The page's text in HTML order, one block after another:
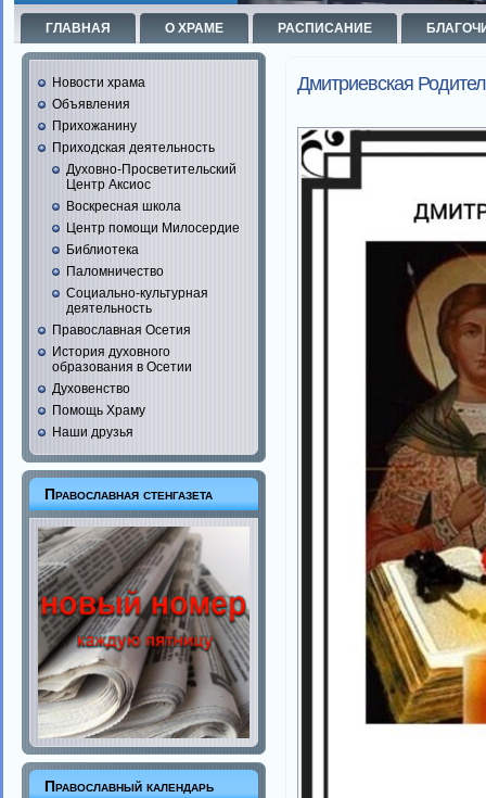
ГЛАВНАЯ О ХРАМЕ РАСПИСАНИЕ
Новости храма
Объявления
Прихожанину
Приходская деятельность
Духовно-Просветительский
Центр Аксиос
Воскресная школа
Центр помощи Милосердие
Библиотека
Паломничество
Социально-культурная
деятельность
Православная Осетия
История духовного
образования в Осетии
Духовенство
Помощь Храму
Наши друзья
Православная стенгазета
Православный календарь
Дмитриевская